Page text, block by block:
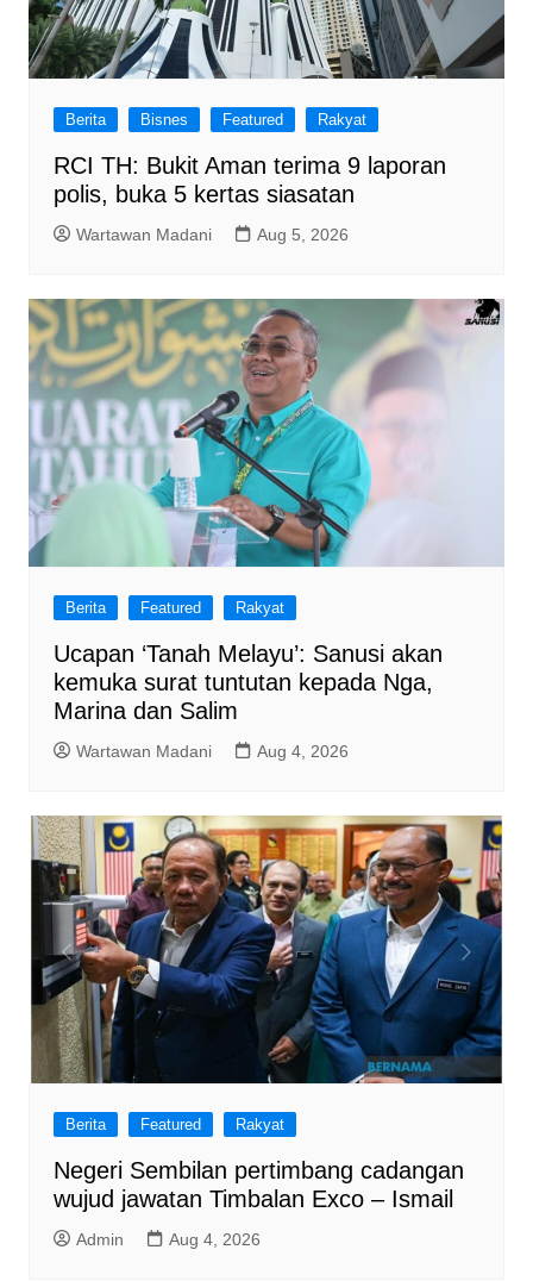
Berita Bisnes Featured Rakyat
RCI TH: Bukit Aman terima 9 laporan
polis, buka 5 kertas siasatan
Wartawan Madani Aug 5, 2026
Berita Featured Rakyat
Ucapan ‘Tanah Melayu’: Sanusi akan
kemuka surat tuntutan kepada Nga,
Marina dan Salim
Wartawan Madani Aug 4, 2026
Berita Featured Rakyat
Negeri Sembilan pertimbang cadangan
wujud jawatan Timbalan Exco – Ismail
Admin Aug 4, 2026